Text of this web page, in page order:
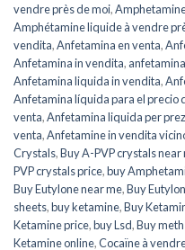
vendre près de moi,
Amphétamine liquide à vendre
vendita,Anfetamina en venta,
Anfetamina in vendita,
Anfetamina liquida in vendita,
Anfetamina líquida para el precio
venta,Anfetamina liquida per
venta,Anfetamine in vendita
Crystals,Buy A-PVP crystals near
PVP crystals price,buy
Buy Eutylone near me,Buy
sheets,buy ketamine,Buy
Ketamine price,buy Lsd,Buy
Ketamine online,Cocaïne à